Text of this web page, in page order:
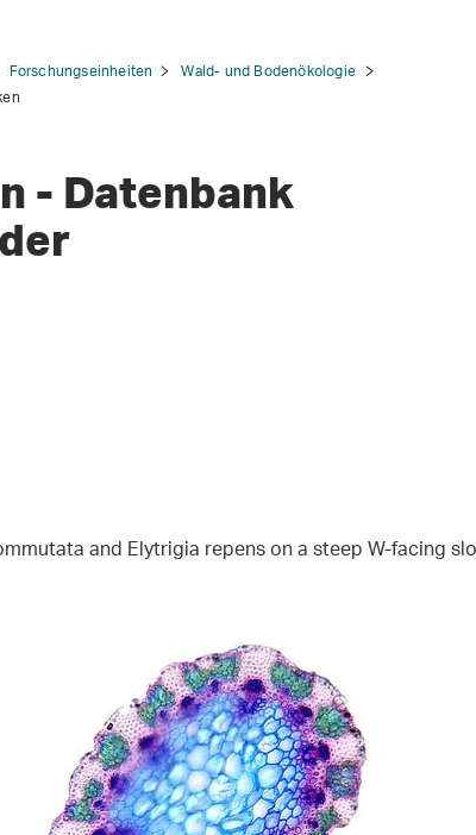
Forschungseinheiten
Wald- und Bodenökologie
- Datenbank
and Elytrigia repens on a steep W-facing